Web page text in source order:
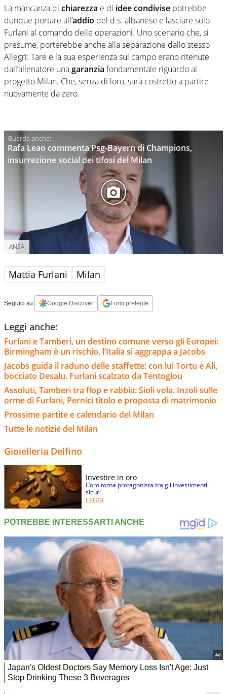
La mancanza di chiarezza e di ideecondivise potrebbe
dunque portare all’addio del d.s. albanese e lasciare solo
Furlani al comando delle operazioni. Uno scenario che, si
presume, porterebbe anche alla separazione dallo stesso
Allegri: Tare e la sua esperienza sul campo erano ritenute
dall’allenatore unagaranzia fondamentale riguardo al
progetto Milan. Che, senza di loro, sarà costretto a partire
nuovamente da zero.
Rafa Leao commenta Psg-Bayern di Champions,
insurrezione social dei tifosi del Milan
ANSA
Mattia Furlani Milan
Seguici su: Google Discover Fonti preferite
Leggi anche:
Furlani e Tamberi, un destino comune verso gli Europei:
Birmingham è un rischio, l’Italia si aggrappa a Jacobs
Jacobs guida il raduno delle staffette: con lui Tortu e Ali,
bocciato Desalu. Furlani scalzato da Tentoglou
Assoluti, Tamberi tra flop e rabbia: Sioli vola. Inzoli sulle
orme di Furlani, Pernici titolo e proposta di matrimonio
Prossime partite e calendario del Milan
Tutte le notizie del Milan
Gioielleria Delfino
Investire in oro
L’oro torna protagonista tra gli investimenti
sicuri
LEGGI